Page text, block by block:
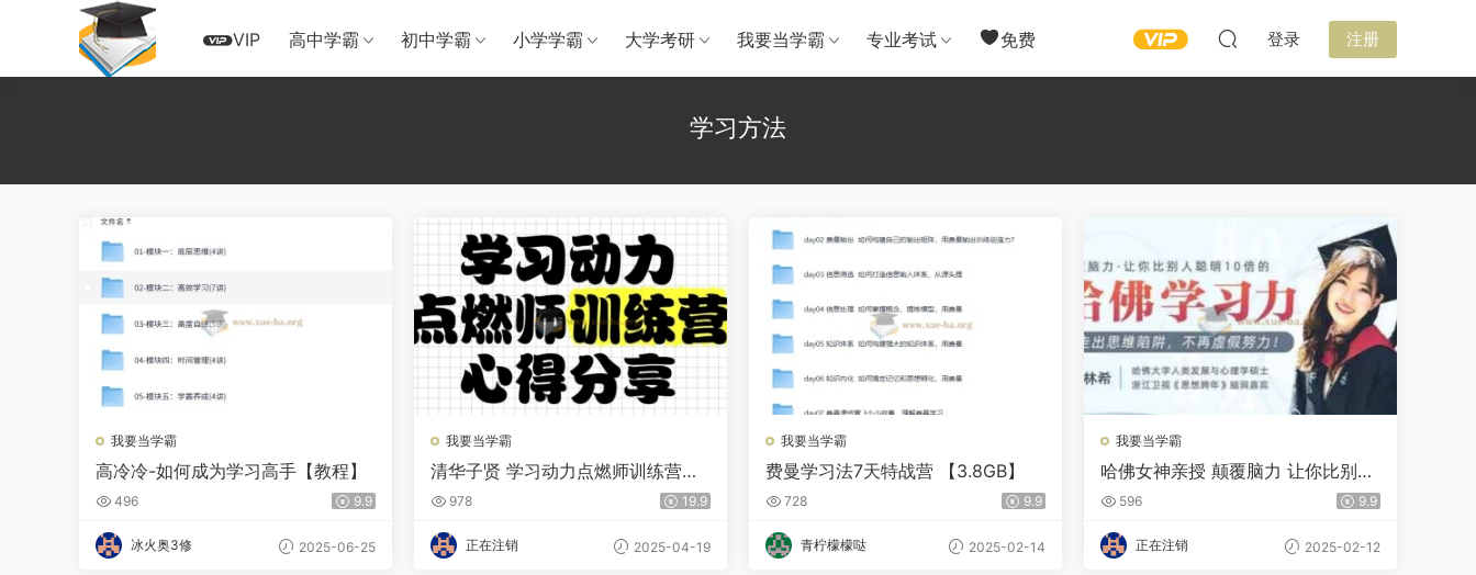
VIP 高中学霸 初中学霸 小学学霸 大学考研 我要当学霸 专业考试 免费 登录 注册
学习方法
我要当学霸
高冷冷-如何成为学习高手【教程】
496 9.9
冰火奥3修 2025-06-25
我要当学霸
清华子贤 学习动力点燃师训练营
978 19.9
正在注销 2025-04-19
我要当学霸
费曼学习法7天特战营 【3.8GB】
728 9.9
青柠檬檬哒 2025-02-14
我要当学霸
哈佛女神亲授 颠覆脑力 让你比别人
聪明十倍的学习力
596 9.9
正在注销 2025-02-12